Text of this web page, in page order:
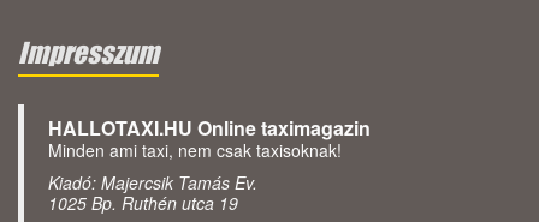
Impresszum
HALLOTAXI.HU Online taximagazin
Minden ami taxi, nem csak taxisoknak!
Kiadó: Majercsik Tamás Ev.
1025 Bp. Ruthén utca 19